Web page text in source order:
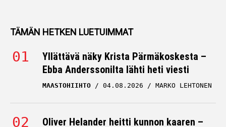
TÄMÄN HETKEN LUETUIMMAT
Yllättävä näky Krista Pärmäkoskesta –
Ebba Anderssonilta lähti heti viesti
MAASTOHIIHTO 04.08.2026 MARKO LEHTONEN
Oliver Helander heitti kunnon kaaren –